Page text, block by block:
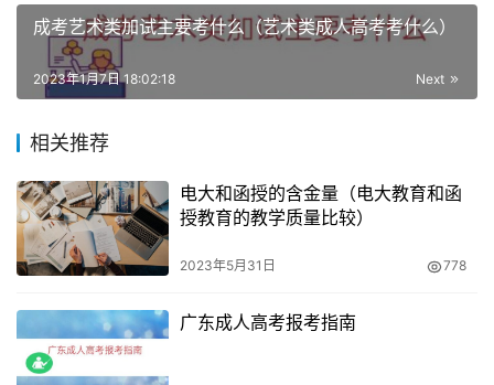
7、但是都是在1月收到通知书的，所以成人高考各个高校的
录取通知书发出时间都是有差异的，由于成考分数线公布时
间各个省份都是不一样的，你通过了成人高考收到了录取通
你报考的函授站点。
成考会有录取通知书吗
1、成考录取通知书发放时间从12月底开始，成考的录取分
线公布时间各个省份都是不一样的，少部分发放纸质版录取
通知书，通知书都是以挂号信的方式寄出的。
成考艺术类加试主要考什么（艺术类成人高考考什么）
Next
2023年1月7日 18:02:18
相关推荐
电大和函授的含金量（电大教育和函
授教育的教学质量比较）
2023年5月31日 778
广东成人高考报考指南